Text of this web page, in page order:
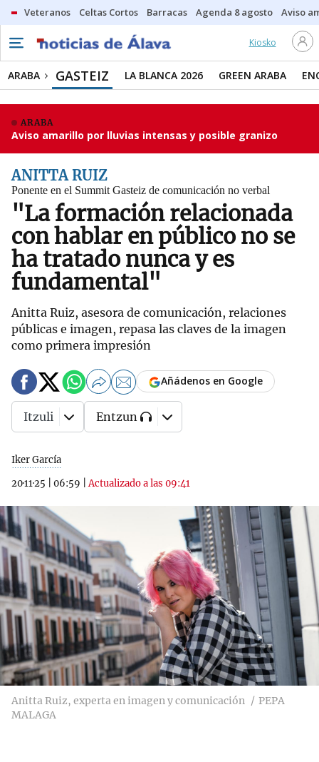
Veteranos Celtas Cortos Barracas Agenda 8 agosto Aviso
Kiosko
ARABA GASTEIZ LA BLANCA 2026 GREEN ARABA
ARABA
Aviso amarillo por lluvias intensas y posible granizo
ANITTA RUIZ
Ponente en el Summit Gasteiz de comunicación no verbal
"La formación relacionada
con hablar en público no se
ha tratado nunca y es
fundamental"
Anitta Ruiz, asesora de comunicación, relaciones
públicas e imagen, repasa las claves de la imagen
como primera impresión
Iker García
20·11·25
06:59 |Actualizado a las 09:41
Añádenos en Google
Itzuli Entzun
Anitta Ruiz, experta en imagen y comunicación
PEPA
MALAGA